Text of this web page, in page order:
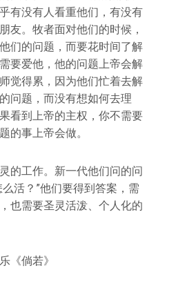
有没有人看重他们，有没有
友。牧者面对他们的时候，
们的问题，而要花时间了解
要爱他，他的问题上帝会解
觉得累，因为他们忙着去解
问题，而没有想如何去理
看到上帝的主权，你不需要
的事上帝会做。
的工作。新一代他们问的问
活？”他们要得到答案，需
也需要圣灵活泼、个人化的
《倘若》